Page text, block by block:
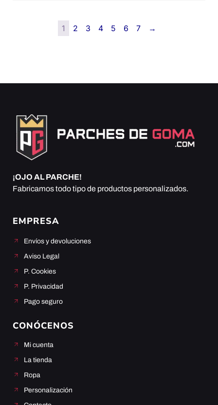
1 2 3 4 5 6 7 →
¡OJO AL PARCHE!
Fabricamos todo tipo de productos personalizados.
EMPRESA
Envíos y devoluciones
Aviso Legal
P. Cookies
P. Privacidad
Pago seguro
CONÓCENOS
Mi cuenta
La tienda
Ropa
Personalización